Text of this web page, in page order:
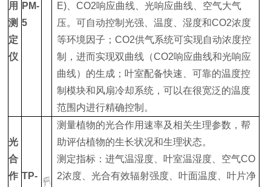
用
测
定
仪
PM-
5
E)、CO2响应曲线、光响应曲线、空气大气
压。可自动控制光强、温度、湿度和CO2浓度
等环境因子；CO2供气系统可实现自动浓度控
制，进而实现双曲线（CO2响应曲线和光响应
曲线）的生成；叶室配备快速、可靠的温度控
制模块和风扇冷却系统，可以在很宽泛的温度
范围内进行精确控制。
光
合
作 TP-
测量植物的光合作用速率及相关生理参数，帮
助评估植物的生长状况和生理状态‌。
测定指标：进气温湿度、叶室温湿度、空气CO
2浓度、光合有效辐射强度、叶面温度、叶片净